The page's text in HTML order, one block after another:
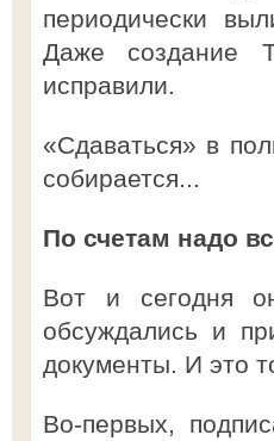
периодически
Даже создание
исправили.
«Сдаваться» в
собирается...
По счетам надо
Вот и сегодня
обсуждались и
документы. И это
Во-первых,